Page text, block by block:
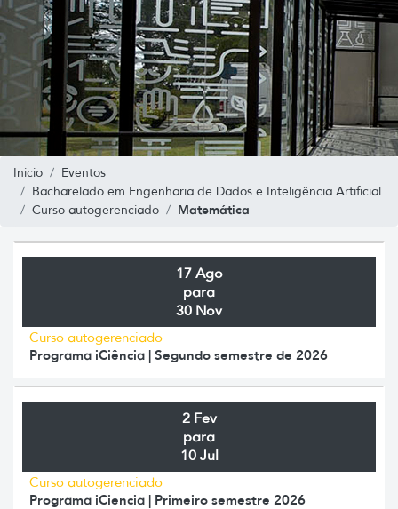
Inicio
Eventos
Bacharelado em Engenharia de Dados e Inteligência Artificial
Curso autogerenciado
Matemática
17 Ago
para
30 Nov
Curso autogerenciado
Programa iCiência | Segundo semestre de 2026
2 Fev
para
10 Jul
Curso autogerenciado
Programa iCiencia | Primeiro semestre 2026